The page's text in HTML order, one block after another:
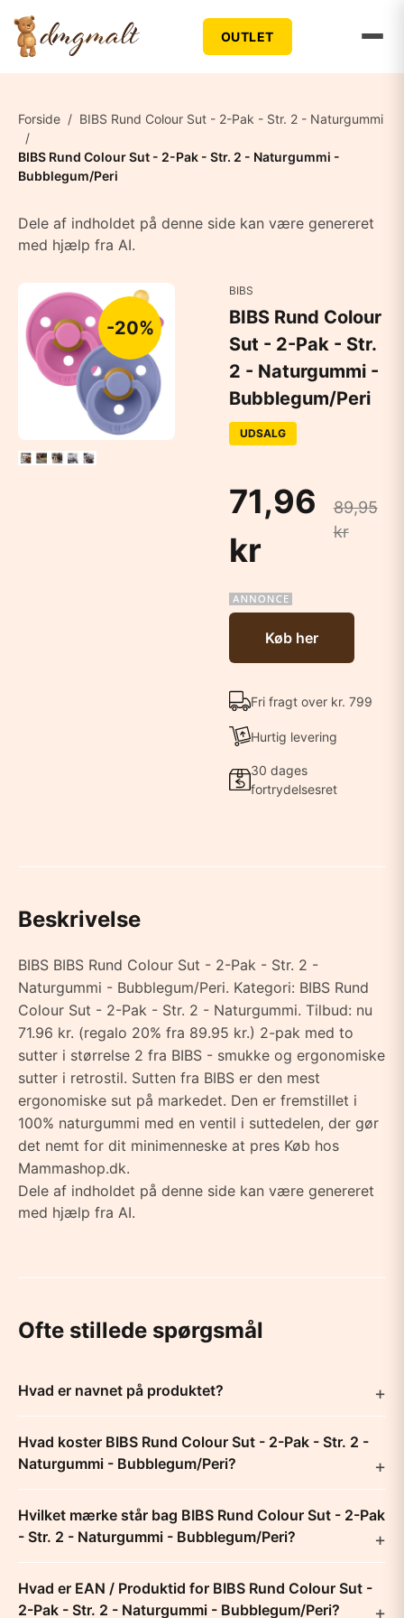
OUTLET
Forside / BIBS Rund Colour Sut - 2-Pak - Str. 2 - Naturgummi
/
BIBS Rund Colour Sut - 2-Pak - Str. 2 - Naturgummi -
Bubblegum/Peri
Dele af indholdet på denne side kan være genereret
med hjælp fra AI.
-20%
BIBS
BIBS Rund Colour
Sut - 2-Pak - Str.
2 - Naturgummi -
Bubblegum/Peri
UDSALG
71,96
kr
89,95
kr
Køb her
Fri fragt over kr. 799
Hurtig levering
30 dages
fortrydelsesret
Beskrivelse
BIBS BIBS Rund Colour Sut - 2-Pak - Str. 2 -
Naturgummi - Bubblegum/Peri. Kategori: BIBS Rund
Colour Sut - 2-Pak - Str. 2 - Naturgummi. Tilbud: nu
71.96 kr. (regalo 20% fra 89.95 kr.) 2-pak med to
sutter i størrelse 2 fra BIBS - smukke og ergonomiske
sutter i retrostil. Sutten fra BIBS er den mest
ergonomiske sut på markedet. Den er fremstillet i
100% naturgummi med en ventil i suttedelen, der gør
det nemt for dit minimenneske at pres Køb hos
Mammashop.dk.
Dele af indholdet på denne side kan være genereret
med hjælp fra AI.
Ofte stillede spørgsmål
Hvad er navnet på produktet?
Hvad koster BIBS Rund Colour Sut - 2-Pak - Str. 2 -
Naturgummi - Bubblegum/Peri?
Hvilket mærke står bag BIBS Rund Colour Sut - 2-Pak
- Str. 2 - Naturgummi - Bubblegum/Peri?
Hvad er EAN / Produktid for BIBS Rund Colour Sut -
2-Pak - Str. 2 - Naturgummi - Bubblegum/Peri?